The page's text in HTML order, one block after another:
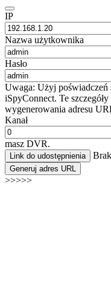
IP
Nazwa użytkownika
Hasło
Uwaga: Użyj poświadczeń
iSpyConnect. Te
wygenerowania adresu
Kanał
masz DVR.
Link do udostępnienia
Generuj adres URL
>>>>>